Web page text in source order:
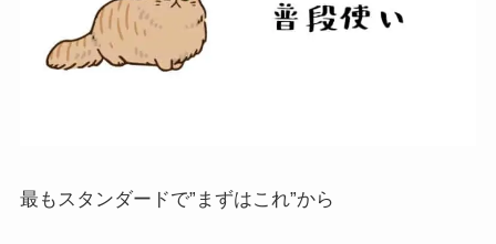
最もスタンダードで”まずはこれ”から